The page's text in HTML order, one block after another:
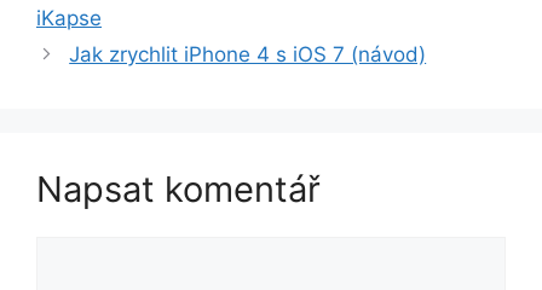
iKapse
Jak zrychlit iPhone 4 s iOS 7 (návod)
Napsat komentář